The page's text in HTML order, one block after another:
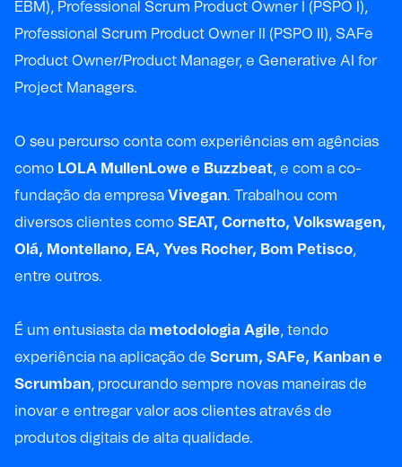
EBM), Professional Scrum Product Owner I (PSPO I),
Professional Scrum Product Owner II (PSPO II), SAFe
Product Owner/Product Manager, e Generative AI for
Project Managers.
O seu percurso conta com experiências em agências
como LOLA MullenLowe e Buzzbeat, e com a co-
fundação da empresa Vivegan. Trabalhou com
diversos clientes como SEAT, Cornetto, Volkswagen,
Olá, Montellano, EA, Yves Rocher, Bom Petisco,
entre outros.
É um entusiasta da metodologia Agile, tendo
experiência na aplicação de Scrum, SAFe, Kanban e
Scrumban, procurando sempre novas maneiras de
inovar e entregar valor aos clientes através de
produtos digitais de alta qualidade.